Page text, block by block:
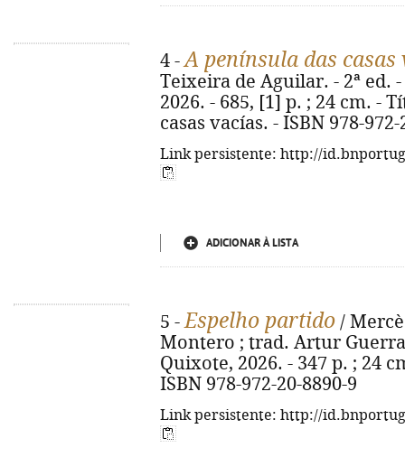
4 -A península das casas
Teixeira de Aguilar. - 2ª ed.
2026. - 685, [1] p. ; 24 cm. -
casas vacías. - ISBN 978-972-
Link persistente: http://
ADICIONAR À LISTA
5 -Espelho partido /
Montero ; trad. Artur
Quixote, 2026. - 347 p. ; 24
ISBN 978-972-20-8890-9
Link persistente: http://